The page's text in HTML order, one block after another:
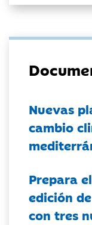
Nuevas
cambio
Prepara
edición
con tres